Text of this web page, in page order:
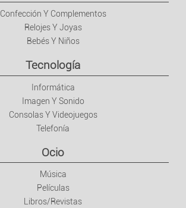
Confección Y Complementos
Relojes Y Joyas
Bebés Y Niños
Tecnología
Informática
Imagen Y Sonido
Consolas Y Videojuegos
Telefonía
Ocio
Música
Películas
Libros/Revistas